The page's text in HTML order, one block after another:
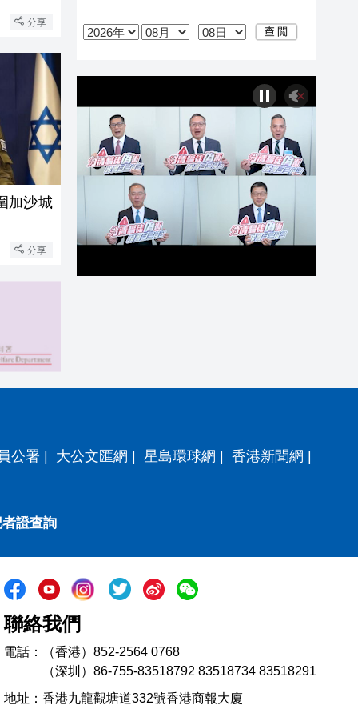
分享
加沙城
分享
公署 | 大公文匯網 | 星島環球網 | 香港新聞網 |
證查詢
聯絡我們
電話：（香港）852-2564 0768
（深圳）86-755-83518792 83518734 83518291
地址：香港九龍觀塘道332號香港商報大廈